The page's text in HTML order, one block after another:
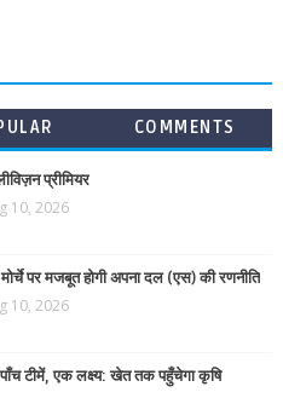
COMMENTS
प्रीमियर
10, 2026
पर मजबूत होगी अपना दल (एस) की रणनीति
10, 2026
टीमें, एक लक्ष्य: खेत तक पहुँचेगा कृषि